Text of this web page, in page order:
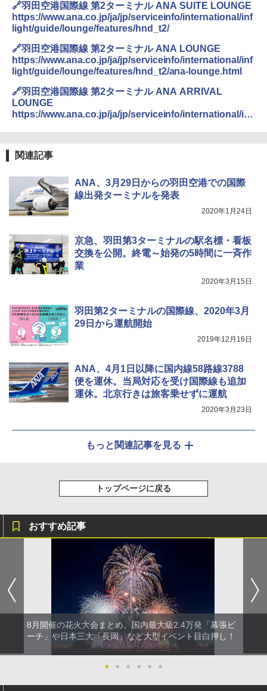
🔗羽田空港国際線 第2ターミナル ANA SUITE LOUNGE
https://www.ana.co.jp/ja/jp/serviceinfo/international/inf
light/guide/lounge/features/hnd_t2/
🔗羽田空港国際線 第2ターミナル ANA LOUNGE
https://www.ana.co.jp/ja/jp/serviceinfo/international/inf
light/guide/lounge/features/hnd_t2/ana-lounge.html
🔗羽田空港国際線 第2ターミナル ANA ARRIVAL
LOUNGE
https://www.ana.co.jp/ja/jp/serviceinfo/international/inf
関連記事
ANA、3月29日からの羽田空港での国際
線出発ターミナルを発表
2020年1月24日
京急、羽田第3ターミナルの駅名標・看板
交換を公開。終電～始発の5時間に一斉作
業
2020年3月15日
羽田第2ターミナルの国際線、2020年3月
29日から運航開始
2019年12月16日
ANA、4月1日以降に国内線58路線3788
便を運休。当局対応を受け国際線も追加
運休。北京行きは旅客乗せずに運航
2020年3月23日
もっと関連記事を見る
トップページに戻る
おすすめ記事
8月開催の花火大会まとめ。国内最大級2.4万発「幕張ビ
ーチ」や日本三大「長岡」など大型イベント目白押し！
● ● ● ● ● ●